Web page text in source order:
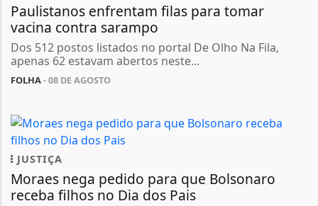
Paulistanos enfrentam filas para tomar
vacina contra sarampo
Dos 512 postos listados no portal De Olho Na Fila,
apenas 62 estavam abertos neste...
FOLHA- 08 DE AGOSTO
JUSTIÇA
Moraes nega pedido para que Bolsonaro
receba filhos no Dia dos Pais